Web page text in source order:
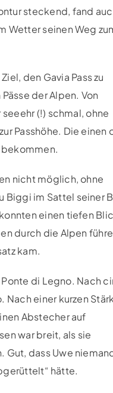
steckend, fand
Wetter seinen Weg
den Gavia Pass zu
der Alpen. Von
(!) schmal, ohne
Passhöhe. Die einen
nicht möglich, ohne
Biggi im Sattel seiner
einen tiefen
durch die Alpen
kam.
di Legno. Nach
Nach einer kurzen
Abstecher auf
war breit, als sie
Gut, dass Uwe
hätte.